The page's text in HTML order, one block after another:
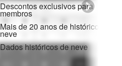
Descontos exclusivos para
membros
Mais de 20 anos de histórico de
neve
Dados históricos de neve